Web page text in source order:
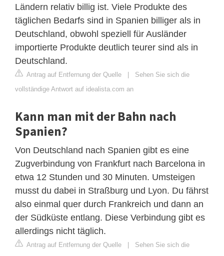
Ländern relativ billig ist. Viele Produkte des
täglichen Bedarfs sind in Spanien billiger als in
Deutschland, obwohl speziell für Ausländer
importierte Produkte deutlich teurer sind als in
Deutschland.
Antrag auf Entfernung der Quelle | Sehen Sie sich die
vollständige Antwort auf idealista.com an
Kann man mit der Bahn nach
Spanien?
Von Deutschland nach Spanien gibt es eine
Zugverbindung von Frankfurt nach Barcelona in
etwa 12 Stunden und 30 Minuten. Umsteigen
musst du dabei in Straßburg und Lyon. Du fährst
also einmal quer durch Frankreich und dann an
der Südküste entlang. Diese Verbindung gibt es
allerdings nicht täglich.
Antrag auf Entfernung der Quelle | Sehen Sie sich die